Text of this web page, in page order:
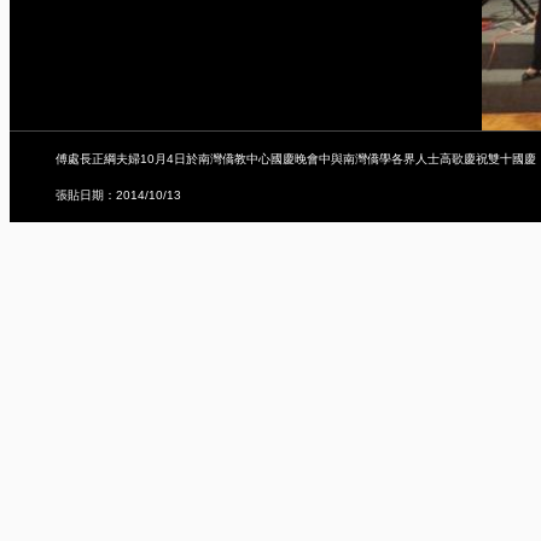
傅處長正綱夫婦10月4日於南灣僑教中心國慶晚會中與南灣僑學各界人士高歌慶祝雙十國慶
張貼日期：2014/10/13